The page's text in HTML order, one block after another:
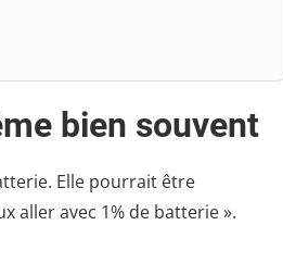
bien souvent
Elle pourrait être
aller avec 1% de batterie ».